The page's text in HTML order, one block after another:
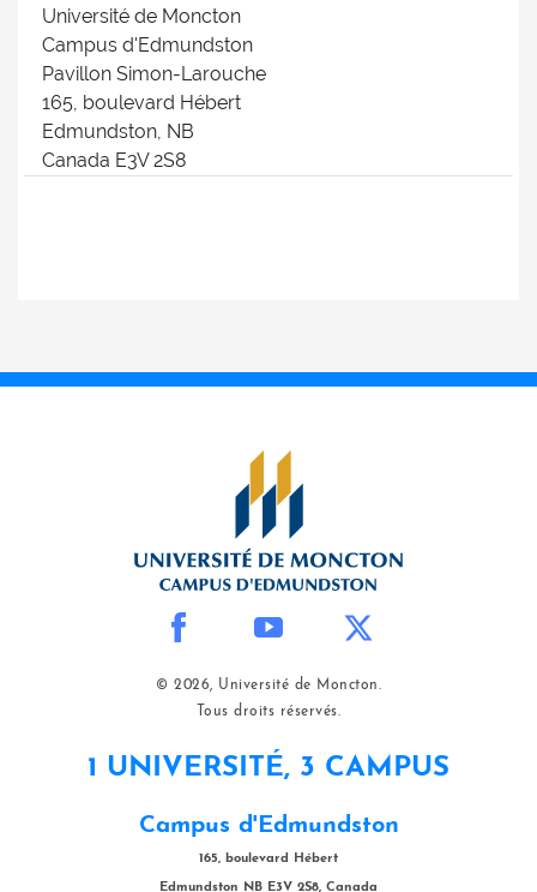
Université de Moncton
Campus d'Edmundston
Pavillon Simon-Larouche
165, boulevard Hébert
Edmundston, NB
Canada E3V 2S8
© 2026, Université de Moncton.
Tous droits réservés.
1 UNIVERSITÉ, 3 CAMPUS
Campus d'Edmundston
165, boulevard Hébert
Edmundston NB E3V 2S8, Canada